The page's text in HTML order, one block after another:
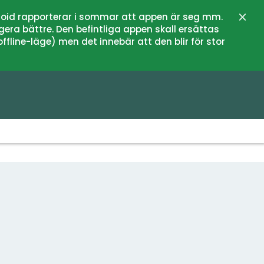
rapporterar i sommar att appen är seg mm.
bättre. Den befintliga appen skall ersättas
läge) men det innebär att den blir för stor